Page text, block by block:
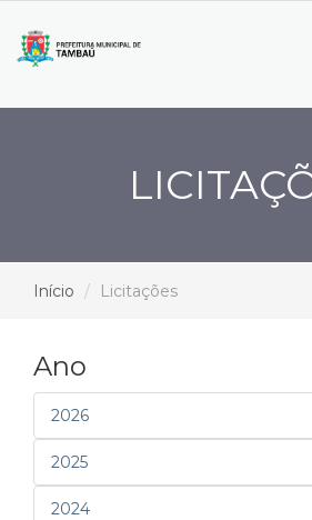
Início Licitações
Ano
2026
2025
2024